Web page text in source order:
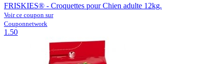
FRISKIES® - Croquettes pour Chien adulte 12kg.
Voir ce coupon sur
Couponnetwork
1.50